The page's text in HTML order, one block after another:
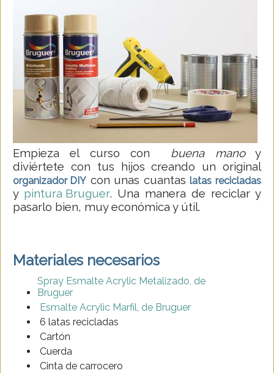
Empieza el curso con buena manoy
diviértete con tus hijos creando un original
organizador DIY con unas cuantaslatas recicladas
y pintura Bruguer. Una manera de reciclar y
pasarlo bien, muy económica y útil.
Materiales necesarios
Spray Esmalte Acrylic Metalizado, de
Bruguer
Esmalte Acrylic Marfil, de Bruguer
6 latas recicladas
Cartón
Cuerda
Cinta de carrocero